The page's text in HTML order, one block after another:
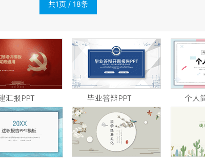
共1页 / 18条